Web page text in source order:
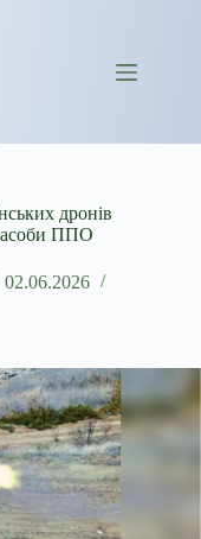
дронів
засоби ППО
02.06.2026